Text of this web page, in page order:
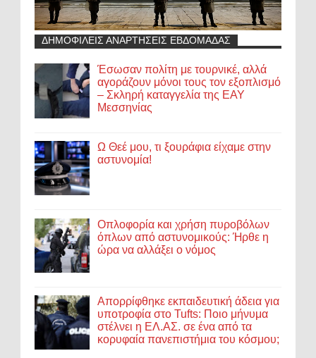
ΔΗΜΟΦΙΛΕΙΣ ΑΝΑΡΤΗΣΕΙΣ ΕΒΔΟΜΑΔΑΣ
Έσωσαν πολίτη με τουρνικέ, αλλά
αγοράζουν μόνοι τους τον εξοπλισμό
– Σκληρή καταγγελία της ΕΑΥ
Μεσσηνίας
Ω Θεέ μου, τι ξουράφια είχαμε στην
αστυνομία!
Οπλοφορία και χρήση πυροβόλων
όπλων από αστυνομικούς: Ήρθε η
ώρα να αλλάξει ο νόμος
Απορρίφθηκε εκπαιδευτική άδεια για
υποτροφία στο Tufts: Ποιο μήνυμα
στέλνει η ΕΛ.ΑΣ. σε ένα από τα
κορυφαία πανεπιστήμια του κόσμου;